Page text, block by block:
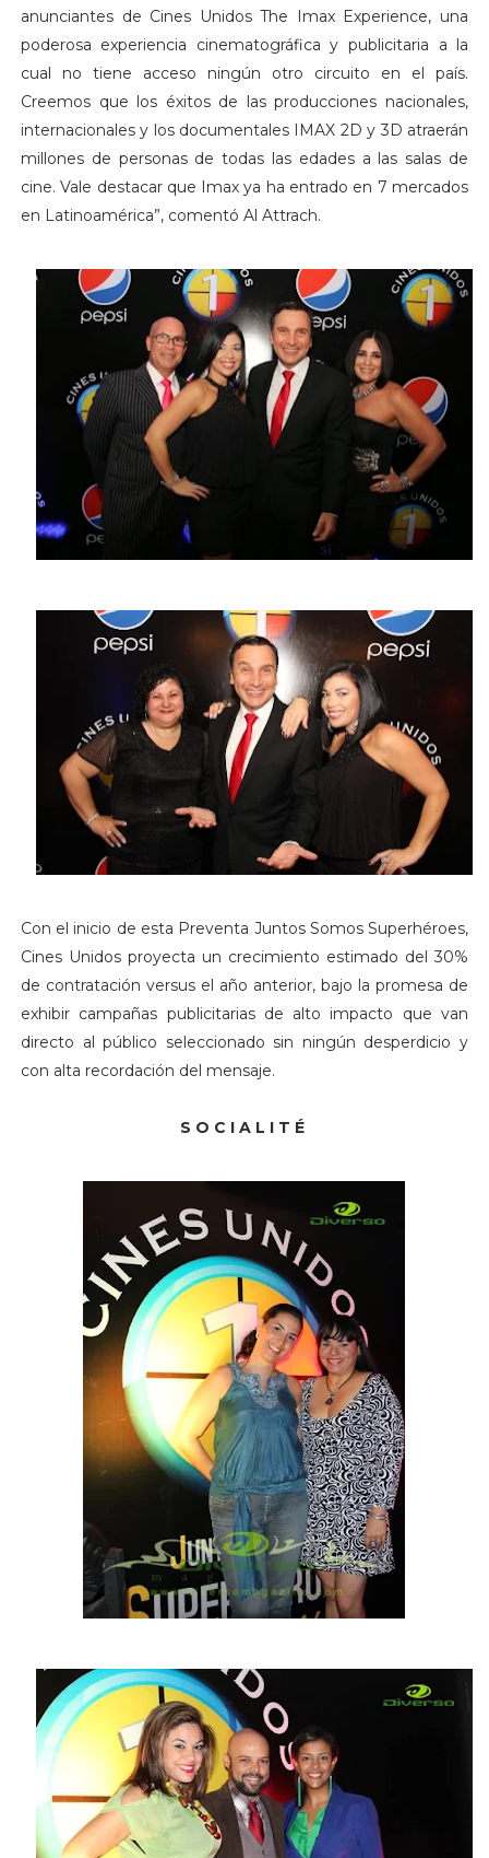
anunciantes de Cines Unidos The Imax Experience, una
poderosa experiencia cinematográfica y publicitaria a la
cual no tiene acceso ningún otro circuito en el país.
Creemos que los éxitos de las producciones nacionales,
internacionales y los documentales IMAX 2D y 3D atraerán
millones de personas de todas las edades a las salas de
cine. Vale destacar que Imax ya ha entrado en 7 mercados
en Latinoamérica”, comentó Al Attrach.
Con el inicio de esta Preventa Juntos Somos Superhéroes,
Cines Unidos proyecta un crecimiento estimado del 30%
de contratación versus el año anterior, bajo la promesa de
exhibir campañas publicitarias de alto impacto que van
directo al público seleccionado sin ningún desperdicio y
con alta recordación del mensaje.
S O C I A L I T É